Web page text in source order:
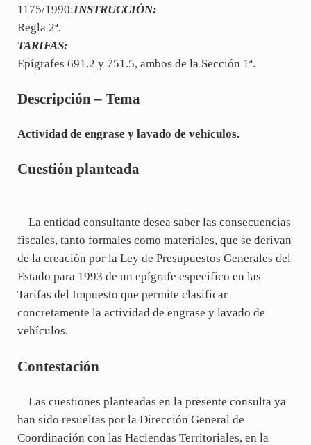
1175/1990:INSTRUCCIÓN:
Regla 2ª.
TARIFAS:
Epígrafes 691.2 y 751.5, ambos de la Sección 1ª.
Descripción – Tema
Actividad de engrase y lavado de vehículos.
Cuestión planteada
La entidad consultante desea saber las consecuencias
fiscales, tanto formales como materiales, que se derivan
de la creación por la Ley de Presupuestos Generales del
Estado para 1993 de un epígrafe especifico en las
Tarifas del Impuesto que permite clasificar
concretamente la actividad de engrase y lavado de
vehículos.
Contestación
Las cuestiones planteadas en la presente consulta ya
han sido resueltas por la Dirección General de
Coordinación con las Haciendas Territoriales, en la